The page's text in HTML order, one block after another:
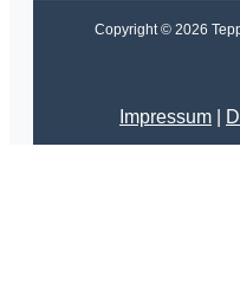
Copyright © 2026
Impressum